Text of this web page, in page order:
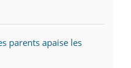
parents apaise les